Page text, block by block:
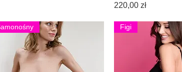
Cena
220,00 zł
Figi